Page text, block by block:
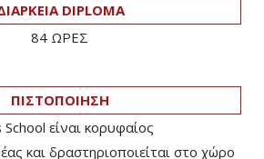
DIPLOMA
84 ΩΡΕΣ
ΠΙΣΤΟΠΟΙΗΣΗ
είναι κορυφαίος
και δραστηριοποιείται στο χώρο